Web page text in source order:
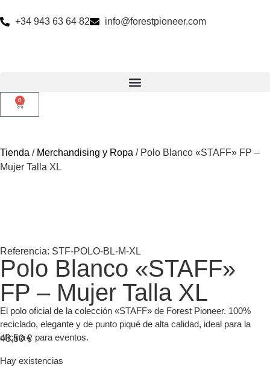
+34 943 63 64 82 info@forestpioneer.com
0
Tienda / Merchandising y Ropa / Polo Blanco «STAFF» FP –
Mujer Talla XL
Referencia: STF-POLO-BL-M-XL
Polo Blanco «STAFF»
FP – Mujer Talla XL
El polo oficial de la colección «STAFF» de Forest Pioneer. 100%
reciclado, elegante y de punto piqué de alta calidad, ideal para la
oficina y para eventos.
48,50€
Hay existencias